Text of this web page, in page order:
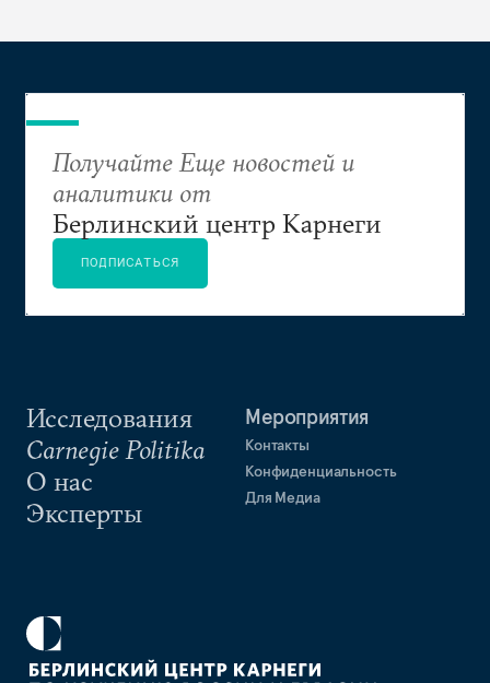
Исследования
Carnegie Politika
О нас
Эксперты
Мероприятия
Контакты
Конфиденциальность
Для Медиа
Получайте Еще новостей и
аналитики от
Берлинский центр Карнеги
ПОДПИСАТЬСЯ